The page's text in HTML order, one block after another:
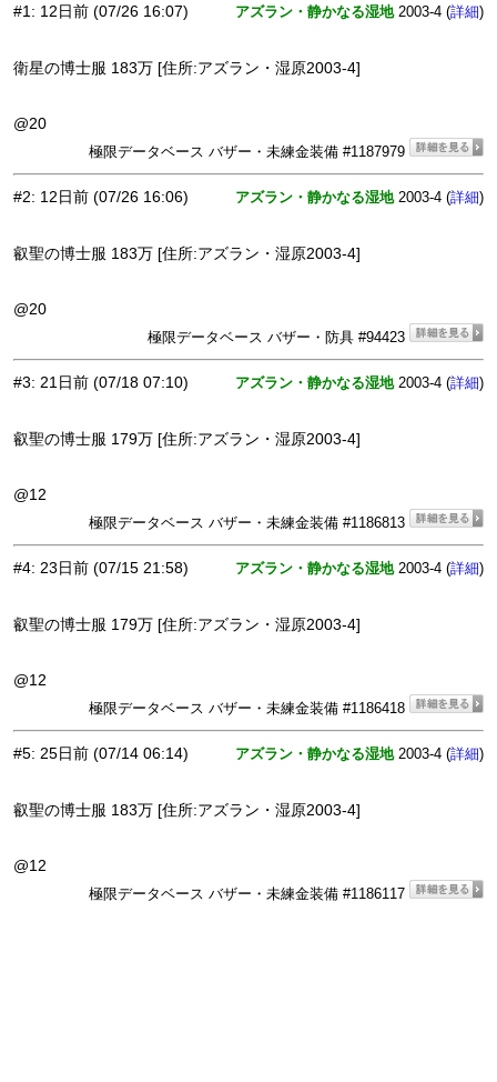
#1: 12日前 (07/26 16:07) アズラン・静かなる湿地2003-4 (詳細)
衛星の博士服 183万 [住所:アズラン・湿原2003-4]
@20
極限データベース バザー・未練金装備 #1187979
#2: 12日前 (07/26 16:06) アズラン・静かなる湿地2003-4 (詳細)
叡聖の博士服 183万 [住所:アズラン・湿原2003-4]
@20
極限データベース バザー・防具 #94423
#3: 21日前 (07/18 07:10) アズラン・静かなる湿地2003-4 (詳細)
叡聖の博士服 179万 [住所:アズラン・湿原2003-4]
@12
極限データベース バザー・未練金装備 #1186813
#4: 23日前 (07/15 21:58) アズラン・静かなる湿地2003-4 (詳細)
叡聖の博士服 179万 [住所:アズラン・湿原2003-4]
@12
極限データベース バザー・未練金装備 #1186418
#5: 25日前 (07/14 06:14) アズラン・静かなる湿地2003-4 (詳細)
叡聖の博士服 183万 [住所:アズラン・湿原2003-4]
@12
極限データベース バザー・未練金装備 #1186117